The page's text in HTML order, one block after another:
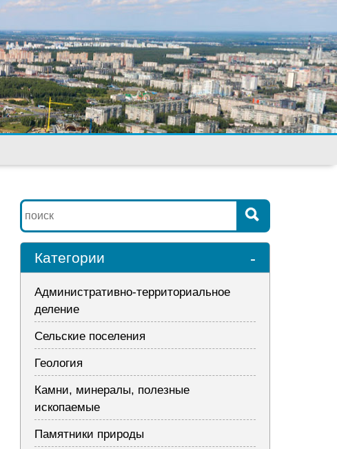
Категории -
Административно-территориальное
деление
Сельские поселения
Геология
Камни, минералы, полезные
ископаемые
Памятники природы